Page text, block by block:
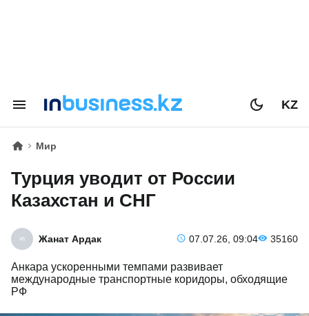
KZ
Мир
Турция уводит от России
Казахстан и СНГ
Жанат Ардак 07.07.26, 09:04 35160
Анкара ускоренными темпами развивает
международные транспортные коридоры, обходящие
РФ